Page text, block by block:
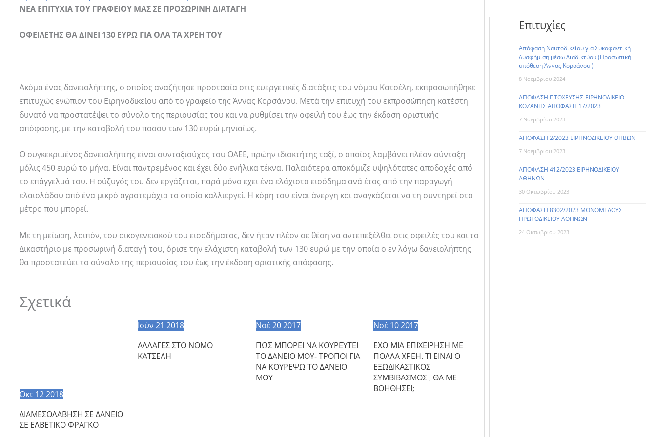
ΝΕΑ ΕΠΙΤΥΧΙΑ ΤΟΥ ΓΡΑΦΕΙΟΥ ΜΑΣ ΣΕ ΠΡΟΣΩΡΙΝΗ ΔΙΑΤΑΓΗ
ΟΦΕΙΛΕΤΗΣ ΘΑ ΔΙΝΕΙ 130 ΕΥΡΩ ΓΙΑ ΟΛΑ ΤΑ ΧΡΕΗ ΤΟΥ
Ακόμα ένας δανειολήπτης, ο οποίος αναζήτησε προστασία στις ευεργετικές διατάξεις του νόμου Κατσέλη, εκπροσωπήθηκε
επιτυχώς ενώπιον του Ειρηνοδικείου από το γραφείο της Άννας Κορσάνου. Μετά την επιτυχή του εκπροσώπηση κατέστη
δυνατό να προστατέψει το σύνολο της περιουσίας του και να ρυθμίσει την οφειλή του έως την έκδοση οριστικής
απόφασης, με την καταβολή του ποσού των 130 ευρώ μηνιαίως.
Ο συγκεκριμένος δανειολήπτης είναι συνταξιούχος του ΟΑΕΕ, πρώην ιδιοκτήτης ταξί, ο οποίος λαμβάνει πλέον σύνταξη
μόλις 450 ευρώ το μήνα. Είναι παντρεμένος και έχει δύο ενήλικα τέκνα. Παλαιότερα αποκόμιζε υψηλότατες αποδοχές από
το επάγγελμά του. Η σύζυγός του δεν εργάζεται, παρά μόνο έχει ένα ελάχιστο εισόδημα ανά έτος από την παραγωγή
ελαιολάδου από ένα μικρό αγροτεμάχιο το οποίο καλλιεργεί. Η κόρη του είναι άνεργη και αναγκάζεται να τη συντηρεί στο
μέτρο που μπορεί.
Με τη μείωση, λοιπόν, του οικογενειακού του εισοδήματος, δεν ήταν πλέον σε θέση να αντεπεξέλθει στις οφειλές του και το
Δικαστήριο με προσωρινή διαταγή του, όρισε την ελάχιστη καταβολή των 130 ευρώ με την οποία ο εν λόγω δανειολήπτης
θα προστατεύει το σύνολο της περιουσίας του έως την έκδοση οριστικής απόφασης.
Σχετικά
Οκτ 122018
ΔΙΑΜΕΣΟΛΑΒΗΣΗ ΣΕ ΔΑΝΕΙΟ
ΣΕ ΕΛΒΕΤΙΚΟ ΦΡΑΓΚΟ
Ιούν 21 2018
ΑΛΛΑΓΕΣ ΣΤΟ ΝΟΜΟ
ΚΑΤΣΕΛΗ
Νοέ 20 2017
ΠΩΣ ΜΠΟΡΕΙ ΝΑ ΚΟΥΡΕΥΤΕΙ
ΤΟ ΔΑΝΕΙΟ ΜΟΥ- ΤΡΟΠΟΙ ΓΙΑ
ΝΑ ΚΟΥΡΕΨΩ ΤΟ ΔΑΝΕΙΟ
ΜΟΥ
Νοέ 102017
ΕΧΩ ΜΙΑ ΕΠΙΧΕΙΡΗΣΗ ΜΕ
ΠΟΛΛΑ ΧΡΕΗ. ΤΙ ΕΙΝΑΙ Ο
ΕΞΩΔΙΚΑΣΤΙΚΟΣ
ΣΥΜΒΙΒΑΣΜΟΣ ; ΘΑ ΜΕ
ΒΟΗΘΗΣΕΙ;
Επιτυχίες
Απόφαση Ναυτοδικείου για Συκοφαντική
Δυσφήμιση μέσω Διαδικτύου (Προσωπική
υπόθεση Άννας Κορσάνου )
8 Νοεμβρίου 2024
ΑΠΟΦΑΣΗ ΠΤΩΧΕΥΣΗΣ-ΕΙΡΗΝΟΔΙΚΕΙΟ
ΚΟΖΑΝΗΣ ΑΠΟΦΑΣΗ 17/2023
7 Νοεμβρίου 2023
ΑΠΟΦΑΣΗ 2/2023 ΕΙΡΗΝΟΔΙΚΕΙΟΥ ΘΗΒΩΝ
7 Νοεμβρίου 2023
ΑΠΟΦΑΣΗ 412/2023 ΕΙΡΗΝΟΔΙΚΕΙΟΥ
ΑΘΗΝΩΝ
30 Οκτωβρίου 2023
ΑΠΟΦΑΣΗ 8302/2023 ΜΟΝΟΜΕΛΟΥΣ
ΠΡΩΤΟΔΙΚΕΙΟΥ ΑΘΗΝΩΝ
24 Οκτωβρίου 2023